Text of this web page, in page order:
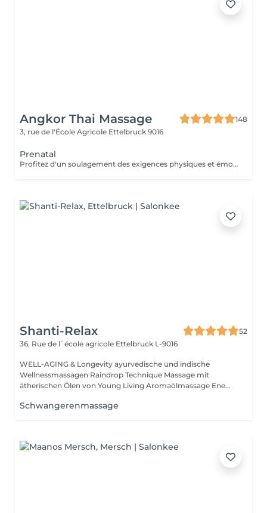
Angkor Thai Massage
148
3, rue de l'École Agricole Ettelbruck 9016
Prenatal
Profitez d'un soulagement des exigences physiques et émotionnelles de la grossesse. Ce massage de grossesse doux soulagera l'inconfort, réduira l'enflure et aidera à réduire le stress. Sentez-vous glisser dans un état de relaxation calme pendant que notre thérapeute qualifiée utilise un toucher plus léger, en se concentrant sur les zones de votre corps les plus vulnérables au changement pendant la grossesse. Attention ! Ce massage est toutefois déconseillé les 3 premiers mois et le dernier mois de grossesse.
Shanti-Relax
52
36, Rue de l`école agricole Ettelbruck L-9016
WELL-AGING & Longevity ayurvedische und indische
Wellnessmassagen Raindrop Technique Massage mit
ätherischen Ölen von Young Living Aromaölmassage Ene...
Schwangerenmassage